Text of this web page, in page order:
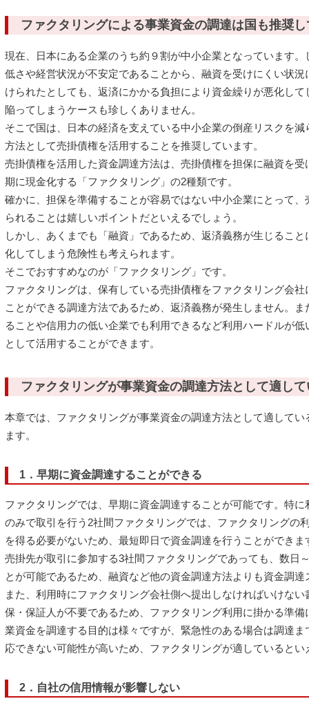
ファクタリングによる事業資金の調達は国も推奨
現在、日本にある企業のうち約９割が中小企業となっています
低さや経営状況が不安定であることから、融資を受けにくい状
けられたとしても、返済にかかる負担により資金繰りが悪化し
陥ってしまうケースも珍しくありません。
そこで国は、日本の経済を支えている中小企業の倒産リスクを
方法として売掛債権を活用することを推奨しています。
売掛債権を活用した資金調達方法は、売掛債権を担保に融資を
期に現金化する「ファクタリング」の2種類です。
確かに、担保を準備することが容易ではない中小企業にとって
られることは嬉しいポイントだといえるでしょう。
しかし、あくまでも「融資」であるため、返済義務が生じるこ
化してしまう危険性も考えられます。
そこでおすすめなのが「ファクタリング」です。
ファクタリングは、保有している売掛債権をファクタリング会
ことができる調達方法であるため、返済義務が発生しません。
ることや信用力の低い企業でも利用できるなど利用ハードルが
として活用することができます。
ファクタリングが事業資金の調達方法として適し
本章では、ファクタリングが事業資金の調達方法として適して
ます。
1．早期に資金調達することができる
ファクタリングでは、早期に資金調達することが可能です。特
のみで取引を行う2社間ファクタリングでは、ファクタリングの
を得る必要がないため、最短即日で資金調達を行うことができま
売掛先が取引に参加する3社間ファクタリングであっても、数日
とが可能であるため、融資など他の資金調達方法よりも資金調
また、利用時にファクタリング会社側へ提出しなければいけな
保・保証人が不要であるため、ファクタリング利用に掛かる準
業資金を調達する目的は様々ですが、緊急性のある場合は調達
応できない可能性が高いため、ファクタリングが適しているとい
2．自社の信用情報が影響しない